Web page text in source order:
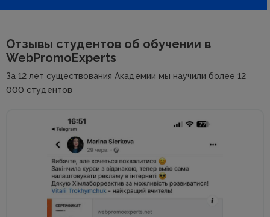
Отзывы студентов об обучении в
WebPromoExperts
За 12 лет существования Академии мы научили более 12
000 студентов